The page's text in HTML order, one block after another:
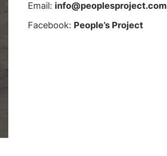
Email: info@peoplesproject.com
Facebook: People’s Project